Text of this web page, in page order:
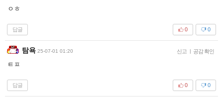
ㅇㅎ
답글 0
0
탐욕 25-07-01 01:20 신고 | 공감 확인
ㅌㅍ
답글 0
0